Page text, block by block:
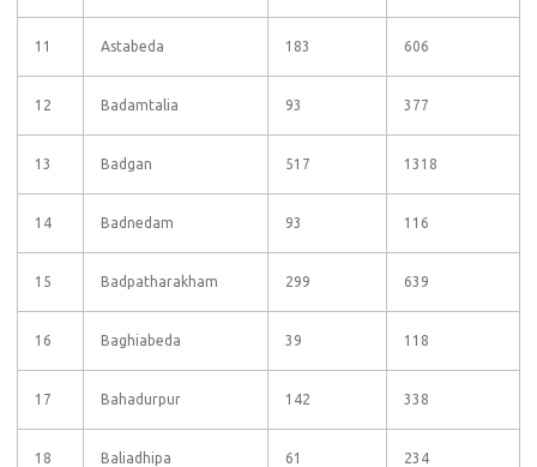
11 Astabeda 183 606
12 Badamtalia 93 377
13 Badgan 517 1318
14 Badnedam 93 116
15 Badpatharakham 299 639
16 Baghiabeda 39 118
17 Bahadurpur 142 338
18 Baliadhipa 61 234